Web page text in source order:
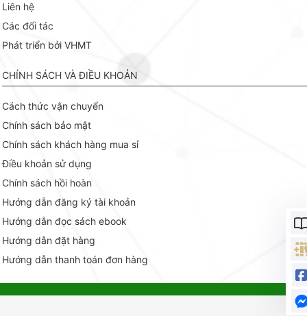
Liên hệ
Các đối tác
Phát triển bởi VHMT
CHÍNH SÁCH VÀ ĐIỀU KHOẢN
Cách thức vận chuyển
Chính sách bảo mật
Chính sách khách hàng mua sỉ
Điều khoản sử dụng
Chính sách hồi hoàn
Hướng dẫn đăng ký tài khoản
Hướng dẫn đọc sách ebook
Hướng dẫn đặt hàng
Hướng dẫn thanh toán đơn hàng